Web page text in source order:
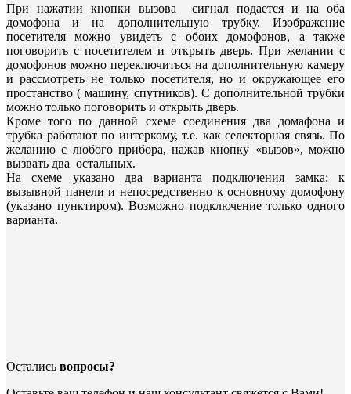
При нажатии кнопки вызова сигнал подается и на оба
домофона и на дополнительную трубку. Изображение
посетителя можно увидеть с обоих домофонов, а также
поговорить с посетителем и открыть дверь. При желании с
домофонов можно переключиться на дополнительную камеру
и рассмотреть не только посетителя, но и окружающее его
простанство ( машину, спутников). С дополнительной трубки
можно только поговорить и открыть дверь.
Кроме того по данной схеме соединения два домафона и
трубка работают по интеркому, т.е. как селекторная связь. По
желанию с любого прибора, нажав кнопку «вызов», можно
вызвать два остальных.
На схеме указано два варианта подключения замка: к
вызывной панели и непосредственно к основному домофону
(указано пунктиром). Возможно подключение только одного
варианта.
Остались вопросы?